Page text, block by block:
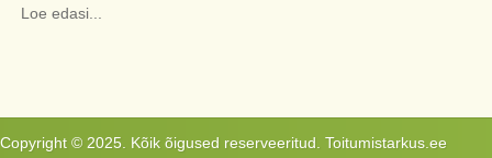
Loe edasi...
Copyright © 2025. Kõik õigused reserveeritud. Toitumistarkus.ee